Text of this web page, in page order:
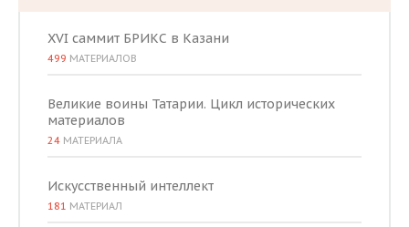
XVI саммит БРИКС в Казани
499 МАТЕРИАЛОВ
Великие воины Татарии. Цикл исторических
материалов
24 МАТЕРИАЛА
Искусственный интеллект
181 МАТЕРИАЛ